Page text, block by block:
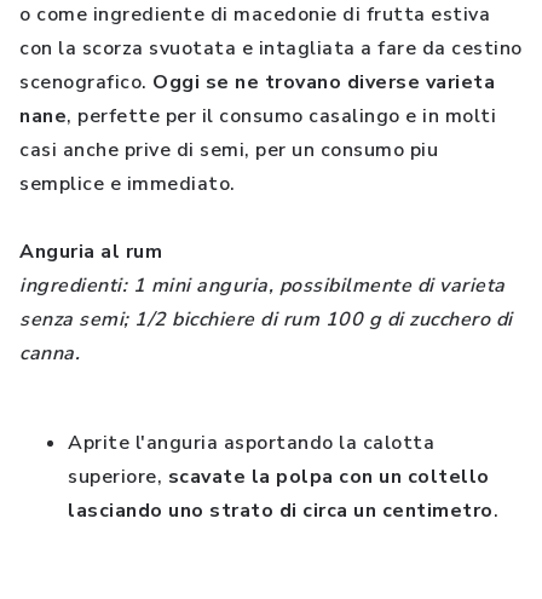
o come ingrediente di macedonie di frutta estiva
con la scorza svuotata e intagliata a fare da cestino
scenografico. Oggi se ne trovano diverse varieta
nane, perfette per il consumo casalingo e in molti
casi anche prive di semi, per un consumo piu
semplice e immediato.
Anguria al rum
ingredienti: 1 mini anguria, possibilmente di varieta
senza semi; 1/2 bicchiere di rum 100 g di zucchero di
canna.
Aprite l'anguria asportando la calotta
superiore, scavate la polpa con un coltello
lasciando uno strato di circa un centimetro.